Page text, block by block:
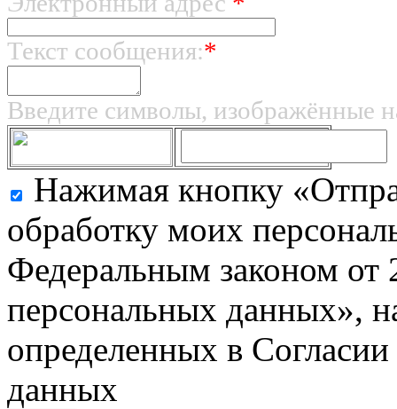
Текст сообщения:*
Введите символы, изображённые
Нажимая кнопку
обработку моих
Федеральным законом
персональных данных»,
определенных в
данных